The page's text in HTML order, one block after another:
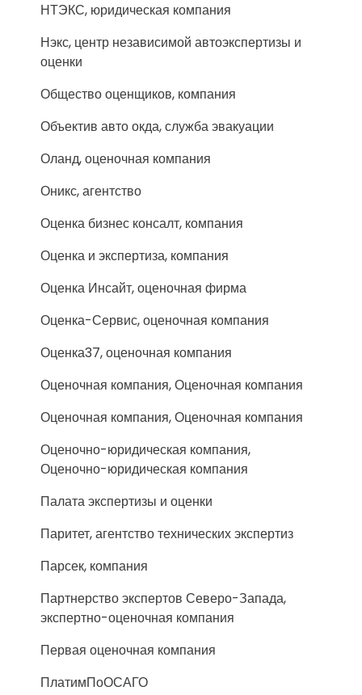
НТЭКС, юридическая компания
Нэкс, центр независимой автоэкспертизы и
оценки
Общество оценщиков, компания
Объектив авто окда, служба эвакуации
Оланд, оценочная компания
Оникс, агентство
Оценка бизнес консалт, компания
Оценка и экспертиза, компания
Оценка Инсайт, оценочная фирма
Оценка-Сервис, оценочная компания
Оценка37, оценочная компания
Оценочная компания, Оценочная компания
Оценочная компания, Оценочная компания
Оценочно-юридическая компания,
Оценочно-юридическая компания
Палата экспертизы и оценки
Паритет, агентство технических экспертиз
Парсек, компания
Партнерство экспертов Северо-Запада,
экспертно-оценочная компания
Первая оценочная компания
ПлатимПоОСАГО